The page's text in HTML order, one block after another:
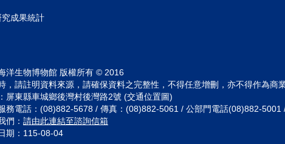
究成果統計
洋生物博物館 版權所有 © 2016
，請註明資料來源，請確保資料之完整性，不得任意增刪，亦不得作為商
屏東縣車城鄉後灣村後灣路2號 (交通位置圖)
務電話：(08)882-5678 / 傳真：(08)882-5061 / 公部門電話(08)882-
們： 請由此連結至諮詢信箱
期： 115-08-04